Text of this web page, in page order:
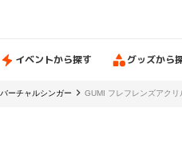
イベントから探す グッズから
バーチャルシンガー GUMI フレフレンズアク